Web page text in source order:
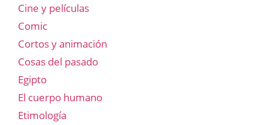
Cine y películas
Comic
Cortos y animación
Cosas del pasado
Egipto
El cuerpo humano
Etimología